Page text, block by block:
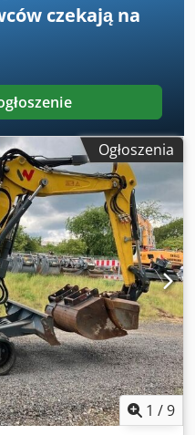
czekają na
Ogłoszenia
1 /9